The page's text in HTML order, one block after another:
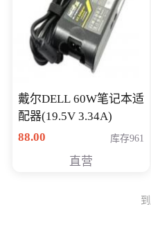
戴尔DELL 60W笔记本适
配器(19.5V 3.34A)
88.00
库存961
直营